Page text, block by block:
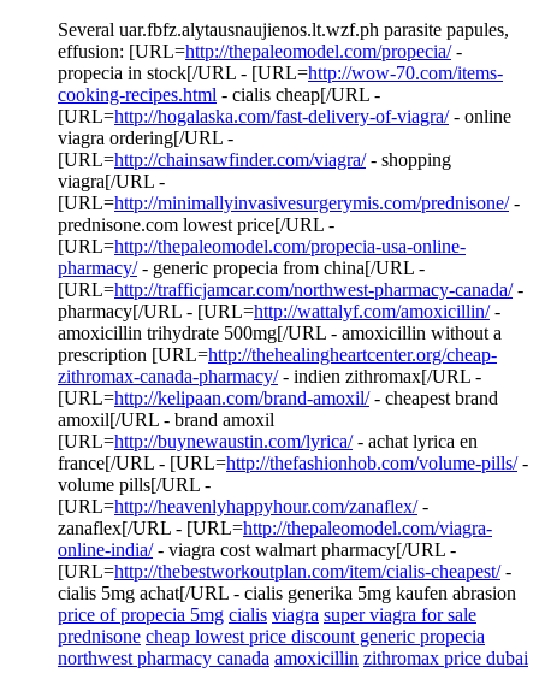
Several uar.fbfz.alytausnaujienos.lt.wzf.ph parasite papules,
effusion: [URL=http://thepaleomodel.com/propecia/-
propecia in stock[/URL - [URL=http://wow-70.com/items-
cooking-recipes.html - cialis cheap[/URL -
[URL=http://hogalaska.com/fast-delivery-of-viagra/- online
viagra ordering[/URL -
[URL=http://chainsawfinder.com/viagra/- shopping
viagra[/URL -
[URL=http://minimallyinvasivesurgerymis.com/prednisone/-
prednisone.com lowest price[/URL -
[URL=http://thepaleomodel.com/propecia-usa-online-
pharmacy/- generic propecia from china[/URL -
[URL=http://trafficjamcar.com/northwest-pharmacy-canada/-
pharmacy[/URL - [URL=http://wattalyf.com/amoxicillin/-
amoxicillin trihydrate 500mg[/URL - amoxicillin without a
prescription [URL=http://thehealingheartcenter.org/cheap-
zithromax-canada-pharmacy/- indien zithromax[/URL -
[URL=http://kelipaan.com/brand-amoxil/- cheapest brand
amoxil[/URL - brand amoxil
[URL=http://buynewaustin.com/lyrica/- achat lyrica en
france[/URL - [URL=http://thefashionhob.com/volume-pills/-
volume pills[/URL -
[URL=http://heavenlyhappyhour.com/zanaflex/-
zanaflex[/URL - [URL=http://thepaleomodel.com/viagra-
online-india/- viagra cost walmart pharmacy[/URL -
[URL=http://thebestworkoutplan.com/item/cialis-cheapest/-
cialis 5mg achat[/URL - cialis generika 5mg kaufen abrasion
price of propecia 5mg cialis viagra super viagra for sale
prednisone cheap lowest price discount generic propecia
northwest pharmacy canada amoxicillin zithromax price dubai